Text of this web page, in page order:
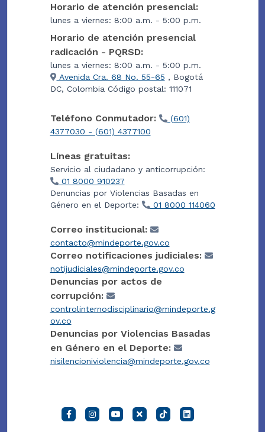
Horario de atención presencial:
lunes a viernes: 8:00 a.m. - 5:00 p.m.
Horario de atención presencial
radicación - PQRSD:
lunes a viernes: 8:00 a.m. - 5:00 p.m.
Avenida Cra. 68 No. 55-65 , Bogotá
DC, Colombia Código postal: 111071
Teléfono Conmutador:
(601)
4377030 - (601) 4377100
Líneas gratuitas:
Servicio al ciudadano y anticorrupción:
01 8000 910237
Denuncias por Violencias Basadas en
Género en el Deporte:
01 8000 114060
Correo institucional:
contacto@mindeporte.gov.co
Correo notificaciones judiciales:
notijudiciales@mindeporte.gov.co
Denuncias por actos de
corrupción:
controlinternodisciplinario@mindeporte.g
ov.co
Denuncias por Violencias Basadas
en Género en el Deporte:
nisilencioniviolencia@mindeporte.gov.co